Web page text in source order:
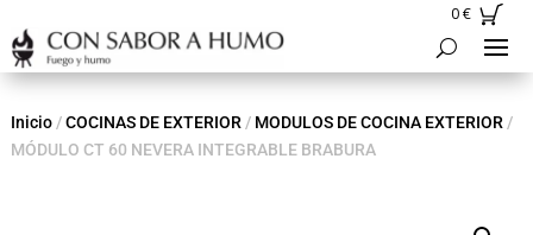
0€
Inicio/COCINAS DE EXTERIOR / MODULOS DE COCINA EXTERIOR /
MÓDULO CT 60 NEVERA INTEGRABLE BRABURA